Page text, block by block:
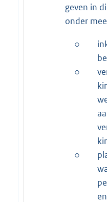
geven in
onder
○
○
○